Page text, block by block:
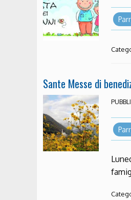
Sante Messe di